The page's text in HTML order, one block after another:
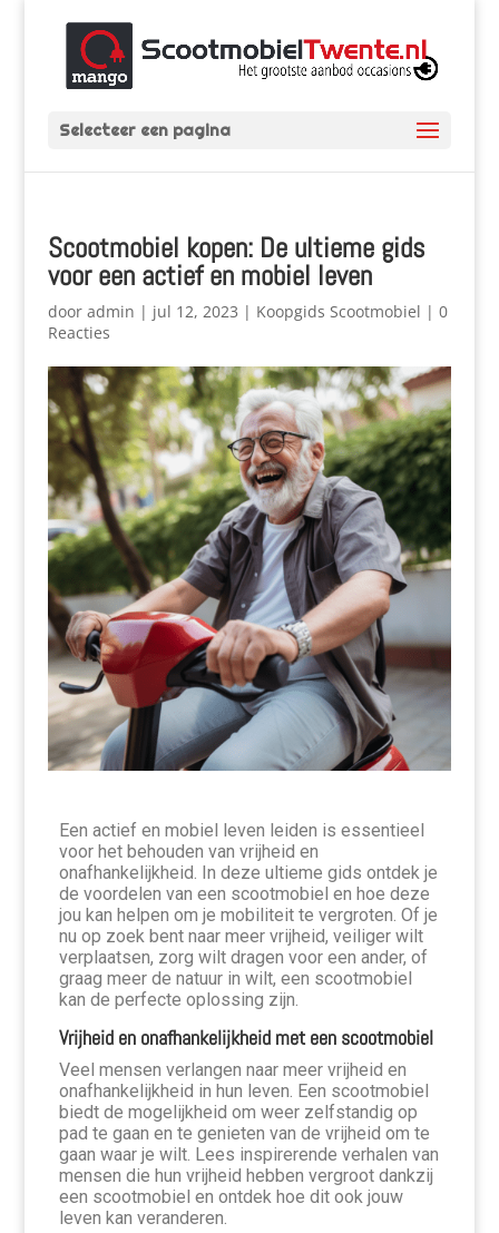
Selecteer een pagina
Scootmobiel kopen: De ultieme gids
voor een actief en mobiel leven
door admin | jul 12, 2023 | Koopgids Scootmobiel | 0
Reacties
Een actief en mobiel leven leiden is essentieel
voor het behouden van vrijheid en
onafhankelijkheid. In deze ultieme gids ontdek je
de voordelen van een scootmobiel en hoe deze
jou kan helpen om je mobiliteit te vergroten. Of je
nu op zoek bent naar meer vrijheid, veiliger wilt
verplaatsen, zorg wilt dragen voor een ander, of
graag meer de natuur in wilt, een scootmobiel
kan de perfecte oplossing zijn.
Vrijheid en onafhankelijkheid met een scootmobiel
Veel mensen verlangen naar meer vrijheid en
onafhankelijkheid in hun leven. Een scootmobiel
biedt de mogelijkheid om weer zelfstandig op
pad te gaan en te genieten van de vrijheid om te
gaan waar je wilt. Lees inspirerende verhalen van
mensen die hun vrijheid hebben vergroot dankzij
een scootmobiel en ontdek hoe dit ook jouw
leven kan veranderen.